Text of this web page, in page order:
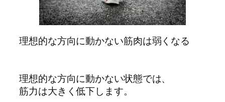
理想的な方向に動かない筋肉は弱くなる
理想的な方向に動かない状態では、
筋力は大きく低下します。